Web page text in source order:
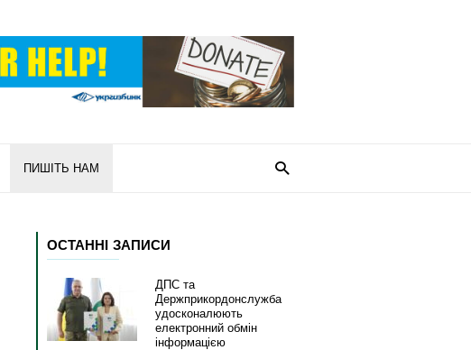
ПИШІТЬ НАМ
ОСТАННІ ЗАПИСИ
ДПС та
Держприкордонслужба
удосконалюють
електронний обмін
інформацією